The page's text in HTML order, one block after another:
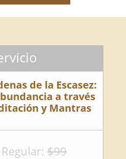
de la Escasez:
a través
y Mantras
Regular:$99